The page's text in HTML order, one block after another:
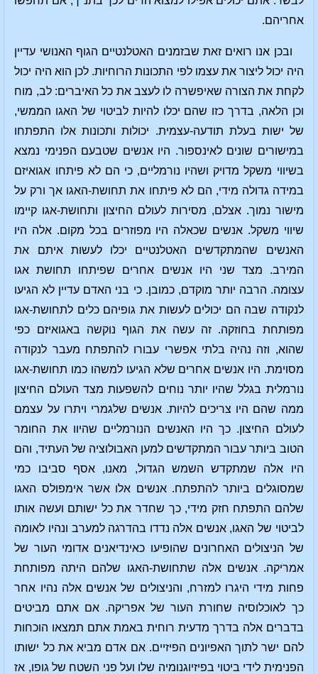
אחריהם.
ובכן אנו רואים זאת שבזמנים האטלנטיים הגוף האנושי עדיין
היה יכול ליצור את עצמו לפי התכונות הרוחיות. לכן הוא היה יכול
לקחת את הצורה שאיפשרה לו לעצב את כל האיברים: לב, מוח
וכן הלאה, בדרך כזו שהם יכלו להיות לביטוי של האגו הממשי,
של ישות בעלת תודעה-עצמית. יכולות ותכונות אלו התפתחו
במישורים שונים לאינספור. היו אנשים שטבעם הפנימי נמצא
בשיווי משקל מדויק ושהיו נורמליים, כי הם לא פיתחו אגואיזם
במידה גדולה מידי, הם לא פיתחו את תחושת-האגו אך ורק על
מישור נמוך. אצלם, מסירות לעולם החיצון ותחושת-אגו קיימו
שיווי משקל. אנשים שכאלה היו מפוזרים בכל מקום. אלה היו
האנשים שהמתקדשים האטלנטיים יכלו לעשות איתם את
המירב. מצד שני היו אנשים אחרים שפיתחו תחושת אגו
עצומה. הרבה יותר מוקדם, כמובן. כי בני האדם עדיין לא הגיעו
לנקודה שבה הם יכולים לעשות את גופיהם כלים לתחושת-אגו
מפותחת בחוזקה. זה עשה את הגוף נוקשה באגואיזם כפי
שהוא, וזה נהיה בלתי אפשרי עבורו להתפתח מעבר לנקודה
מסוימת. היו אנשים אחרים שלא הגיעו למשהו כמו תחושת-אגו
נורמלית בגלל שהיו יותר נוחים להשפעות מצד העולם החיצון
ממה שהם היו צריכים להיות. אנשים שלגמרי ויתרו על עצמם
לעולם החיצון. כך היו האנשים הנורמליים שהיוו את החומר
הטוב ביותר עבור המתקדשים למען האבולוציה של העתיד, והם
היו אלה שמתקדש השמש הגדול, מאנו, אסף סביבו כמי
שמסוגלים ביותר להתפתח. אנשים אלו אשר אימפולס האגו
שלהם התפתח חזק מידי, כך שחדר את כל ישותם ועשה אותו
לביטוי של האגו, אנשים אלה נדדו בהדרגה למערב ונהיו לאומה
של הניצולים האחרונים שהופיעו כאינדיאנים אדומי העור של
אמריקה. אנשים אלה שתחושת-האגו שלהם היתה מפותחת
פחות מידי היגרו למזרח, והניצולים של אנשים אלה נהיו אחר
כך לאוכלוסיה שחורת העור של אפריקה. אם אתם מביטים
בדברים אלה בדרך מדעית רוחית באמת אתם תמצאו הוכחות
להם ישר לתוך האפיונים הפיזיים. אם אדם מביא את כל ישותו
הפנימית לידי ביטוי בפיזיוגנומיה שלו ועל פני השטח של גופו, אז